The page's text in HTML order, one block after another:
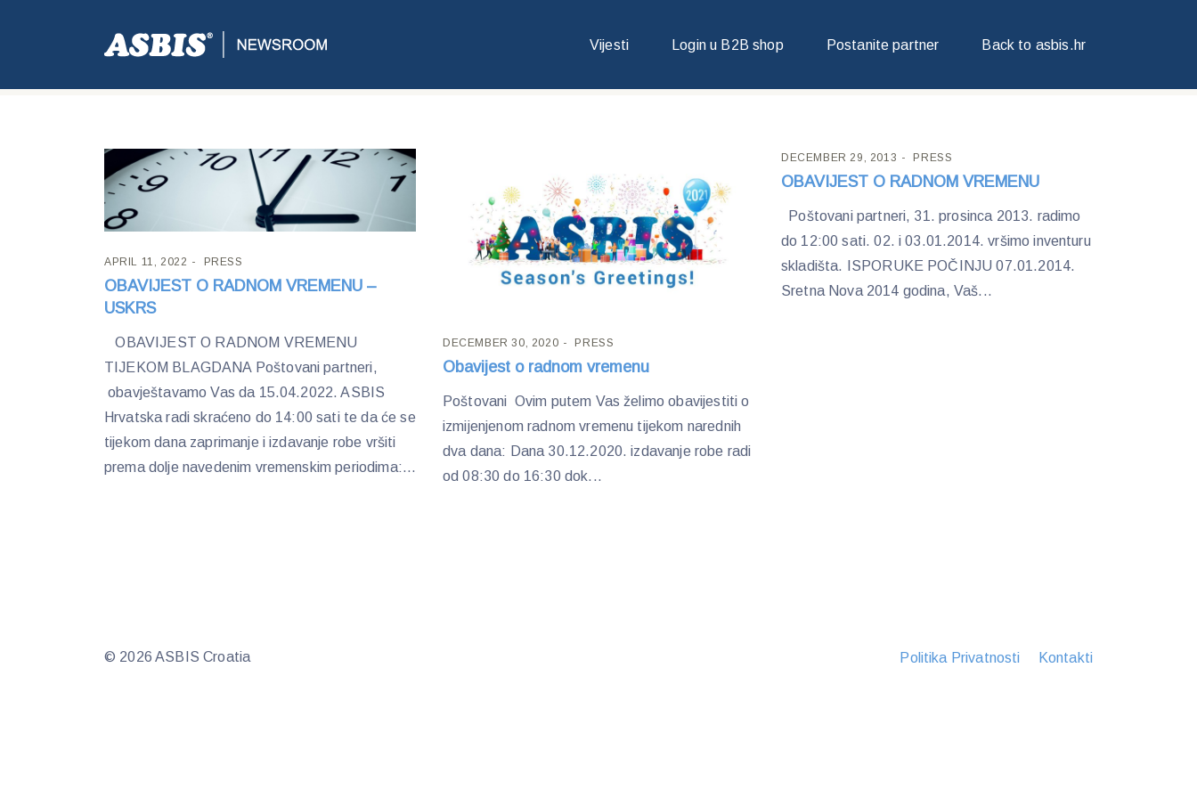
Vijesti Login u B2B shop Postanite partner Back to asbis.hr
Tag:radno vrijeme
APRIL 11, 2022 PRESS
OBAVIJEST O RADNOM VREMENU –
USKRS
OBAVIJEST O RADNOM VREMENU
TIJEKOM BLAGDANA Poštovani partneri,
obavještavamo Vas da 15.04.2022. ASBIS
Hrvatska radi skraćeno do 14:00 sati te da će se
tijekom dana zaprimanje i izdavanje robe vršiti
prema dolje navedenim vremenskim periodima:...
DECEMBER 30, 2020 PRESS
Obavijest o radnom vremenu
Poštovani Ovim putem Vas želimo obavijestiti o
izmijenjenom radnom vremenu tijekom narednih
dva dana: Dana 30.12.2020. izdavanje robe radi
od 08:30 do 16:30 dok...
DECEMBER 29, 2013 PRESS
OBAVIJEST O RADNOM VREMENU
Poštovani partneri, 31. prosinca 2013. radimo
do 12:00 sati. 02. i 03.01.2014. vršimo inventuru
skladišta. ISPORUKE POČINJU 07.01.2014.
Sretna Nova 2014 godina, Vaš...
© 2026 ASBIS Croatia Politika Privatnosti Kontakti